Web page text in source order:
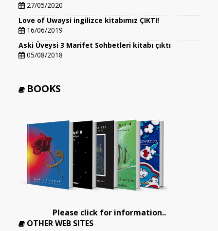
27/05/2020
Love of Uwaysi ingilizce kitabımız ÇIKTI!
16/06/2019
Aski Üveysi 3 Marifet Sohbetleri kitabı çıktı
05/08/2018
BOOKS
Please click for information..
OTHER WEB SITES